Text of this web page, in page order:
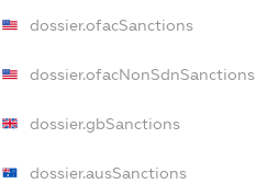
dossier.ofacSanctions
dossier.ofacNonSdnSanctions
dossier.gbSanctions
dossier.ausSanctions